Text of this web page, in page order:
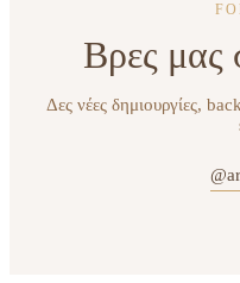
Βρες μας
Δες νέες δημιουργίες,